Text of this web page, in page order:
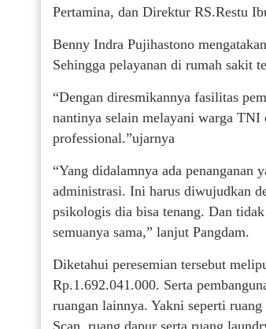
Pertamina, dan Direktur RS.Restu
Benny Indra Pujihastono
Sehingga pelayanan di rumah sakit
“Dengan diresmikannya fasilitas
nantinya selain melayani warga TNI
professional.”ujarnya
“Yang didalamnya ada penanganan
administrasi. Ini harus diwujudkan
psikologis dia bisa tenang. Dan
semuanya sama,” lanjut Pangdam.
Diketahui peresemian tersebut
Rp.1.692.041.000. Serta
ruangan lainnya. Yakni seperti
Scan, ruang dapur serta ruang